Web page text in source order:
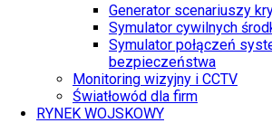
Generator scenariuszy
Symulator cywilnych
Symulator połączeń
bezpieczeństwa
Monitoring wizyjny i CCTV
Światłowód dla firm
RYNEK WOJSKOWY